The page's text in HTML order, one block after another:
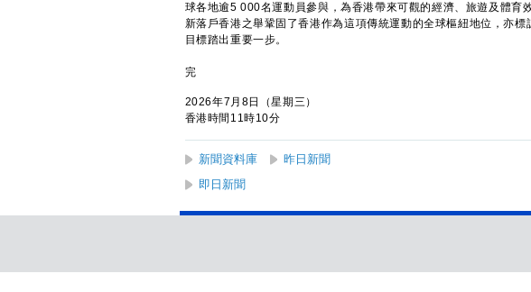
球各地逾5 000名運動員參與，為香港帶來可觀的經濟、旅遊及體育
新落戶香港之舉鞏固了香港作為這項傳統運動的全球樞紐地位，亦
目標踏出重要一步。
完
2026年7月8日（星期三）
香港時間11時10分
新聞資料庫 昨日新聞
即日新聞